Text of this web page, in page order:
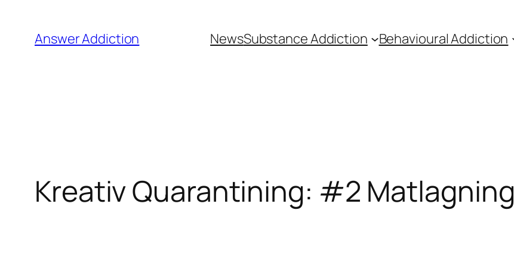
innehåll
Answer Addiction NewsSubstance Addiction Behavioural Addiction
Kreativ Quarantining: #2 Matlagning